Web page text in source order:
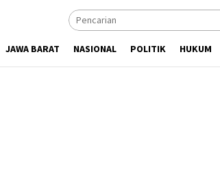
JAWA BARAT NASIONAL POLITIK HUKUM